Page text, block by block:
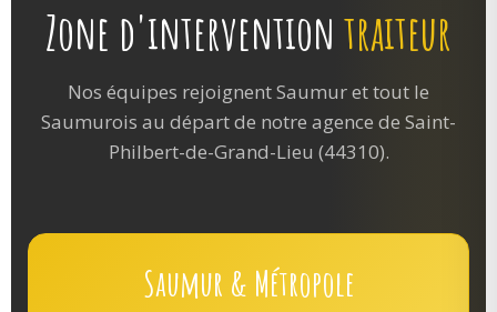
Zone d'intervention traiteur
Nos équipes rejoignent Saumur et tout le
Saumurois au départ de notre agence de Saint-
Philbert-de-Grand-Lieu (44310).
Saumur & Métropole